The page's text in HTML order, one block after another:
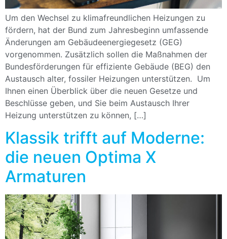
Um den Wechsel zu klimafreundlichen Heizungen zu
fördern, hat der Bund zum Jahresbeginn umfassende
Änderungen am Gebäudeenergiegesetz (GEG)
vorgenommen. Zusätzlich sollen die Maßnahmen der
Bundesförderungen für effiziente Gebäude (BEG) den
Austausch alter, fossiler Heizungen unterstützen. Um
Ihnen einen Überblick über die neuen Gesetze und
Beschlüsse geben, und Sie beim Austausch Ihrer
Heizung unterstützen zu können, […]
Klassik trifft auf Moderne:
die neuen Optima X
Armaturen